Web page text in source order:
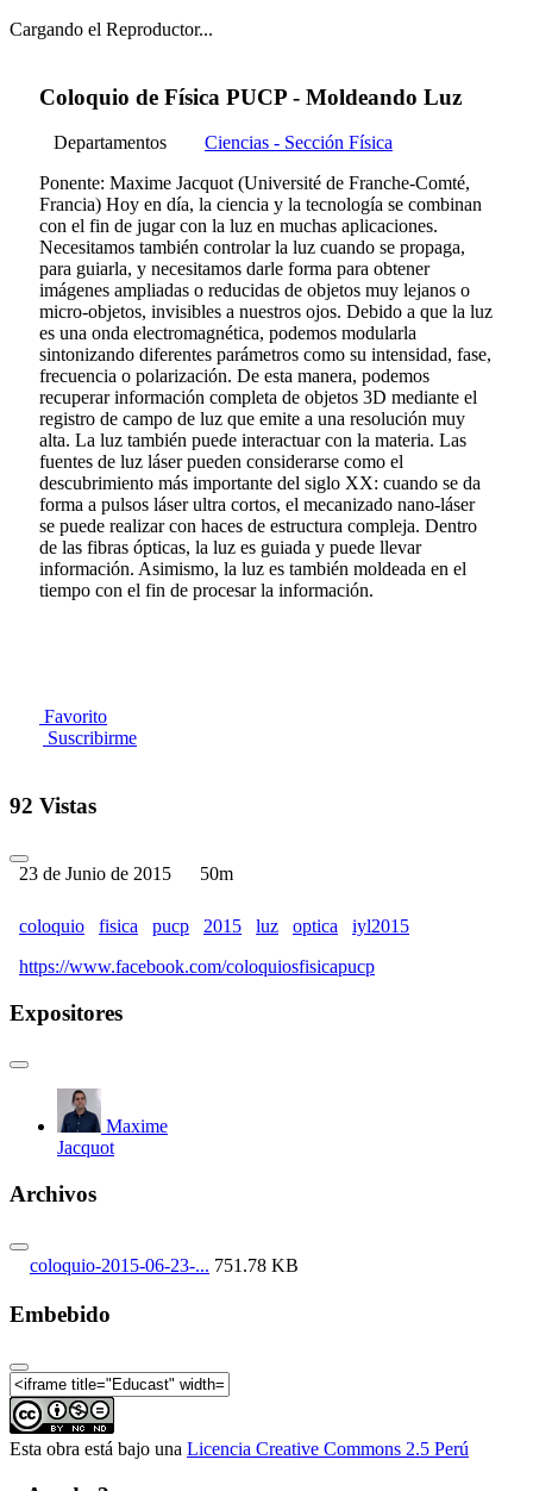
Cargando el Reproductor...
Coloquio de Física PUCP - Moldeando Luz
Departamentos
Ciencias - Sección Física
Ponente: Maxime Jacquot (Université de Franche-Comté,
Francia) Hoy en día, la ciencia y la tecnología se combinan
con el fin de jugar con la luz en muchas aplicaciones.
Necesitamos también controlar la luz cuando se propaga,
para guiarla, y necesitamos darle forma para obtener
imágenes ampliadas o reducidas de objetos muy lejanos o
micro-objetos, invisibles a nuestros ojos. Debido a que la luz
es una onda electromagnética, podemos modularla
sintonizando diferentes parámetros como su intensidad, fase,
frecuencia o polarización. De esta manera, podemos
recuperar información completa de objetos 3D mediante el
registro de campo de luz que emite a una resolución muy
alta. La luz también puede interactuar con la materia. Las
fuentes de luz láser pueden considerarse como el
descubrimiento más importante del siglo XX: cuando se da
forma a pulsos láser ultra cortos, el mecanizado nano-láser
se puede realizar con haces de estructura compleja. Dentro
de las fibras ópticas, la luz es guiada y puede llevar
información. Asimismo, la luz es también moldeada en el
tiempo con el fin de procesar la información.
Favorito
Suscribirme
92 Vistas
23 de Junio de 2015 50m
coloquio fisica pucp 2015 luz optica
iyl2015
https://www.facebook.com/coloquiosfisicapucp
Expositores
Maxime
Jacquot
Archivos
coloquio-2015-06-23-... 751.78 KB
Embebido
Esta obra está bajo una Licencia Creative Commons 2.5 Perú